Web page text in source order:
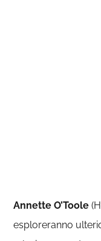
Annette O’Toole
esploreranno